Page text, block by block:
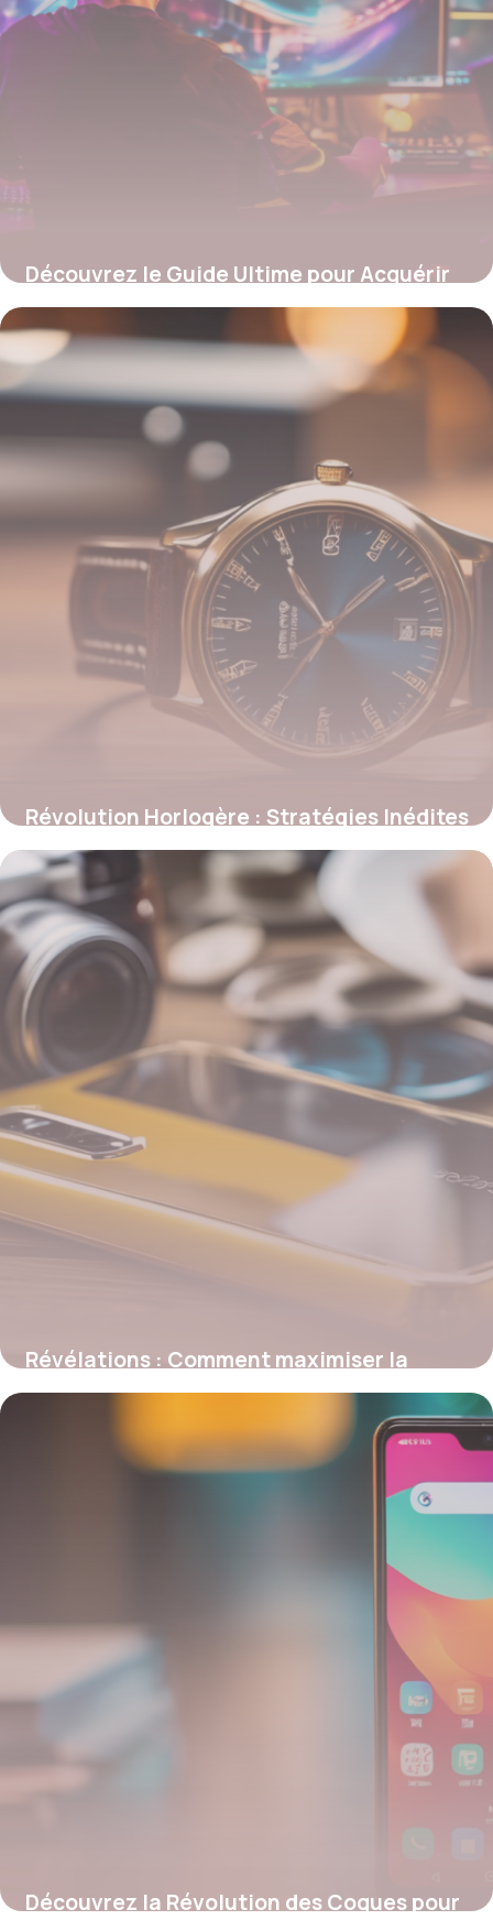
Découvrez le Guide Ultime pour Acquérir
votre PC Gamer en Paiement Fractionné :
Secrets, Astuces et Pièges à Éviter !
12 juillet 2025
Révolution Horlogère : Stratégies Inédites
pour Transformer une Montre en Icône
Mondiale
12 juillet 2025
Révélations : Comment maximiser la
protection et l’esthétique de votre Redmi
grâce à ces innovations en matière de
Découvrez la Révolution des Coques pour